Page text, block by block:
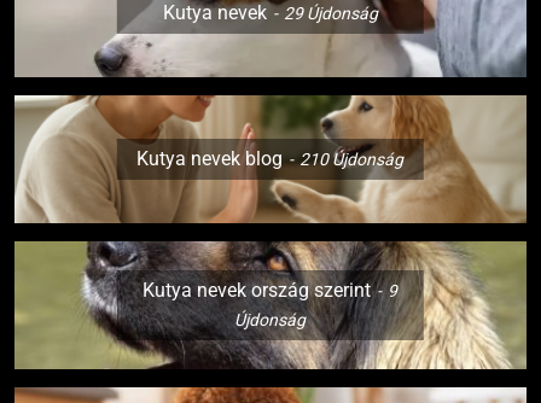
Kutya nevek 29Újdonság
Kutya nevek blog 210Újdonság
Kutya nevek ország szerint
9
Újdonság